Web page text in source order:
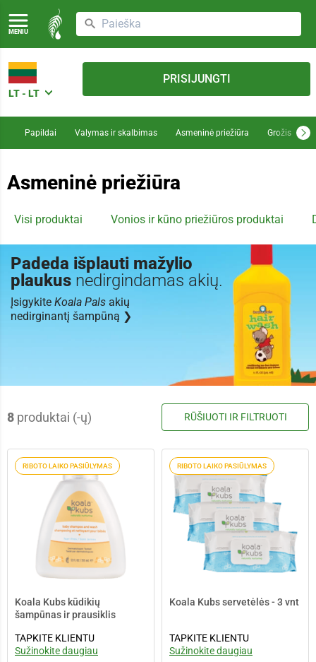
MENIU
LT - LT
PRISIJUNGTI
Papildai Valymas ir skalbimas Asmeninė priežiūra Grožis
Asmeninė priežiūra
Visi produktai Vonios ir kūno priežiūros produktai
Padeda išplauti mažylio
plaukus nedirgindamas akių.
Įsigykite Koala Pals akių
nedirginantį šampūną ❯
8 produktai (-ų) RŪŠIUOTI IR FILTRUOTI
RIBOTO LAIKO PASIŪLYMAS
Koala Kubs kūdikių
šampūnas ir prausiklis
TAPKITE KLIENTU
Sužinokite daugiau
RIBOTO LAIKO PASIŪLYMAS
Koala Kubs servetėlės - 3 vnt
TAPKITE KLIENTU
Sužinokite daugiau